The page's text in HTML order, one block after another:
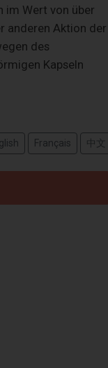
im Wert von über
anderen Aktion der
des
Kapseln
Français 中文